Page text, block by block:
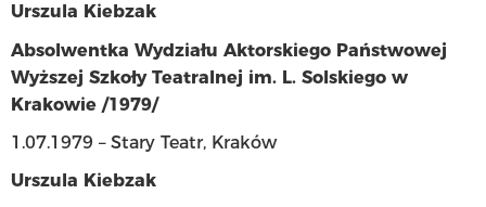
Urszula Kiebzak
Absolwentka Wydziału Aktorskiego Państwowej
Wyższej Szkoły Teatralnej im. L. Solskiego w
Krakowie /1979/
1.07.1979 – Stary Teatr, Kraków
Urszula Kiebzak